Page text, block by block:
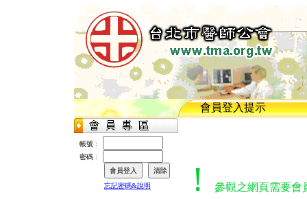
會員登入提示
帳號 :
密碼 :
忘記密碼&說明 ！ 參觀之網頁需要會